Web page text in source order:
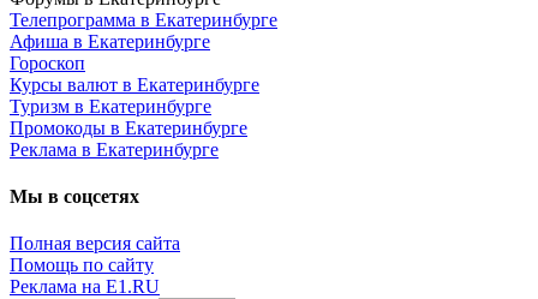
Телепрограмма в Екатеринбурге
Афиша в Екатеринбурге
Гороскоп
Курсы валют в Екатеринбурге
Туризм в Екатеринбурге
Промокоды в Екатеринбурге
Реклама в Екатеринбурге
Мы в соцсетях
Полная версия сайта
Помощь по сайту
Реклама на E1.RU